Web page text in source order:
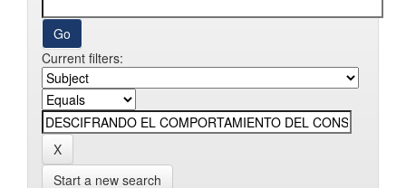
Current filters:
Start a new search